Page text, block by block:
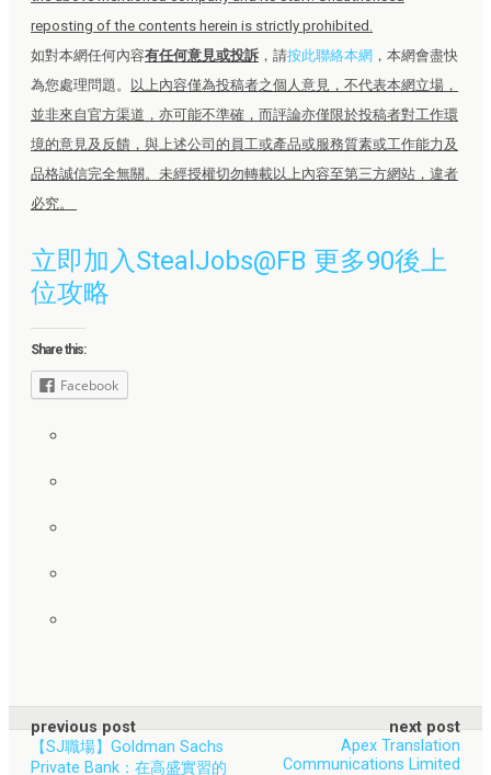
reposting of the contents herein is strictly prohibited.
如對本網任何內容有任何意見或投訴 ，請按此聯絡本網 ，本網會盡快
為您處理問題。
以上內容僅為投稿者之個人意見，不代表本網立場，
並非來自官方渠道，亦可能不準確，而評論亦僅限於投稿者對工作環
境的意見及反饋，與上述公司的員工或產品或服務質素或工作能力及
品格誠信完全無關。未經授權切勿轉載以上內容至第三方網站，違者
必究。
立即加入StealJobs@FB 更多90後上
位攻略
Share this:
Facebook
previous post
【SJ職場】Goldman Sachs
Private Bank：在高盛實習的
next post
Apex Translation
Communications Limited